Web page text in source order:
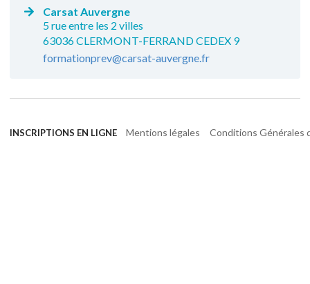
Carsat Auvergne
5 rue entre les 2 villes
63036 CLERMONT-FERRAND CEDEX 9
formationprev@carsat-auvergne.fr
INSCRIPTIONS EN LIGNE Mentions légales Conditions Générales